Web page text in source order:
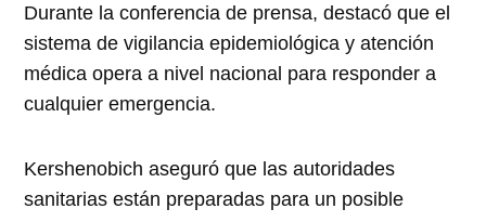
Durante la conferencia de prensa, destacó que el
sistema de vigilancia epidemiológica y atención
médica opera a nivel nacional para responder a
cualquier emergencia.
Kershenobich aseguró que las autoridades
sanitarias están preparadas para un posible